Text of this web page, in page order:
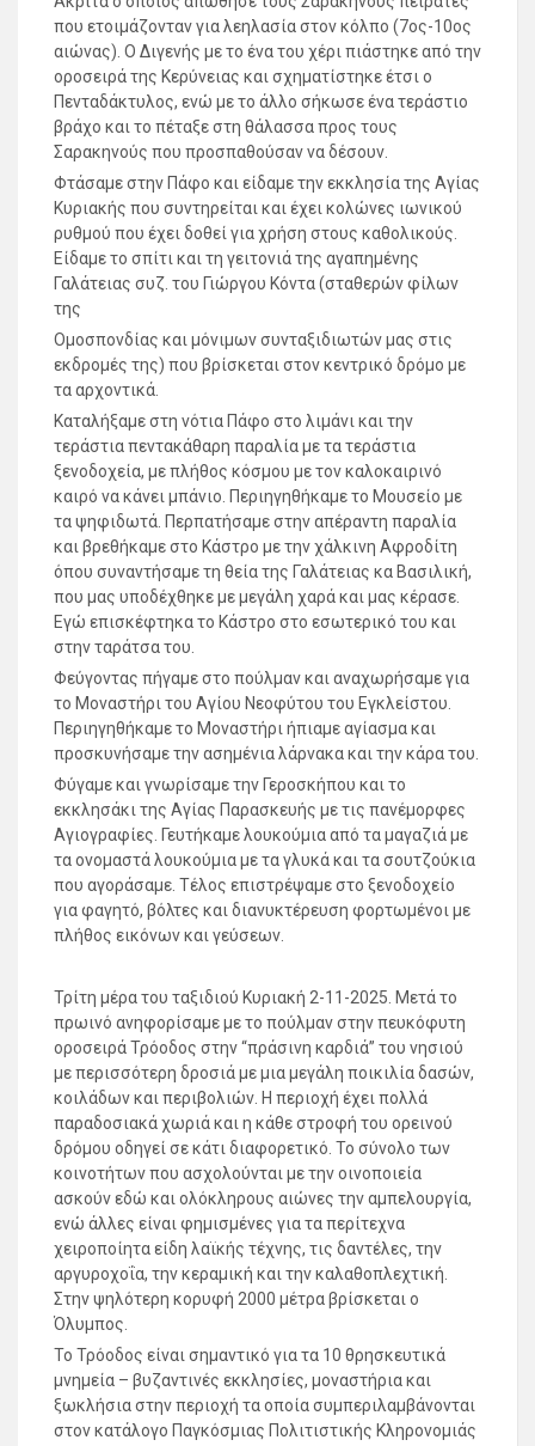
που ετοιμάζονταν για λεηλασία στον κόλπο (7ος-10ος
αιώνας). Ο Διγενής με το ένα του χέρι πιάστηκε από την
οροσειρά της Κερύνειας και σχηματίστηκε έτσι ο
Πενταδάκτυλος, ενώ με το άλλο σήκωσε ένα τεράστιο
βράχο και το πέταξε στη θάλασσα προς τους
Σαρακηνούς που προσπαθούσαν να δέσουν.
Φτάσαμε στην Πάφο και είδαμε την εκκλησία της Αγίας
Κυριακής που συντηρείται και έχει κολώνες ιωνικού
ρυθμού που έχει δοθεί για χρήση στους καθολικούς.
Είδαμε το σπίτι και τη γειτονιά της αγαπημένης
Γαλάτειας συζ. του Γιώργου Κόντα (σταθερών φίλων
της
Ομοσπονδίας και μόνιμων συνταξιδιωτών μας στις
εκδρομές της) που βρίσκεται στον κεντρικό δρόμο με
τα αρχοντικά.
Καταλήξαμε στη νότια Πάφο στο λιμάνι και την
τεράστια πεντακάθαρη παραλία με τα τεράστια
ξενοδοχεία, με πλήθος κόσμου με τον καλοκαιρινό
καιρό να κάνει μπάνιο. Περιηγηθήκαμε το Μουσείο με
τα ψηφιδωτά. Περπατήσαμε στην απέραντη παραλία
και βρεθήκαμε στο Κάστρο με την χάλκινη Αφροδίτη
όπου συναντήσαμε τη θεία της Γαλάτειας κα Βασιλική,
που μας υποδέχθηκε με μεγάλη χαρά και μας κέρασε.
Εγώ επισκέφτηκα το Κάστρο στο εσωτερικό του και
στην ταράτσα του.
Φεύγοντας πήγαμε στο πούλμαν και αναχωρήσαμε για
το Μοναστήρι του Αγίου Νεοφύτου του Εγκλείστου.
Περιηγηθήκαμε το Μοναστήρι ήπιαμε αγίασμα και
προσκυνήσαμε την ασημένια λάρνακα και την κάρα του.
Φύγαμε και γνωρίσαμε την Γεροσκήπου και το
εκκλησάκι της Αγίας Παρασκευής με τις πανέμορφες
Αγιογραφίες. Γευτήκαμε λουκούμια από τα μαγαζιά με
τα ονομαστά λουκούμια με τα γλυκά και τα σουτζούκια
που αγοράσαμε. Τέλος επιστρέψαμε στο ξενοδοχείο
για φαγητό, βόλτες και διανυκτέρευση φορτωμένοι με
πλήθος εικόνων και γεύσεων.
Τρίτη μέρα του ταξιδιού Κυριακή 2-11-2025. Μετά το
πρωινό ανηφορίσαμε με το πούλμαν στην πευκόφυτη
οροσειρά Τρόοδος στην “πράσινη καρδιά” του νησιού
με περισσότερη δροσιά με μια μεγάλη ποικιλία δασών,
κοιλάδων και περιβολιών. Η περιοχή έχει πολλά
παραδοσιακά χωριά και η κάθε στροφή του ορεινού
δρόμου οδηγεί σε κάτι διαφορετικό. Το σύνολο των
κοινοτήτων που ασχολούνται με την οινοποιεία
ασκούν εδώ και ολόκληρους αιώνες την αμπελουργία,
ενώ άλλες είναι φημισμένες για τα περίτεχνα
χειροποίητα είδη λαϊκής τέχνης, τις δαντέλες, την
αργυροχοΐα, την κεραμική και την καλαθοπλεχτική.
Στην ψηλότερη κορυφή 2000 μέτρα βρίσκεται ο
Όλυμπος.
Το Τρόοδος είναι σημαντικό για τα 10 θρησκευτικά
μνημεία – βυζαντινές εκκλησίες, μοναστήρια και
ξωκλήσια στην περιοχή τα οποία συμπεριλαμβάνονται
στον κατάλογο Παγκόσμιας Πολιτιστικής Κληρονομιάς